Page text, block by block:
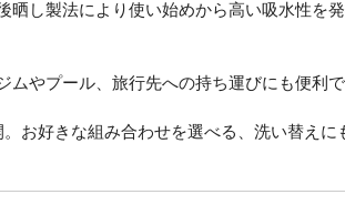
し製法により使い始めから高い吸水性を発
やプール、旅行先への持ち運びにも便利で
お好きな組み合わせを選べる、洗い替えに